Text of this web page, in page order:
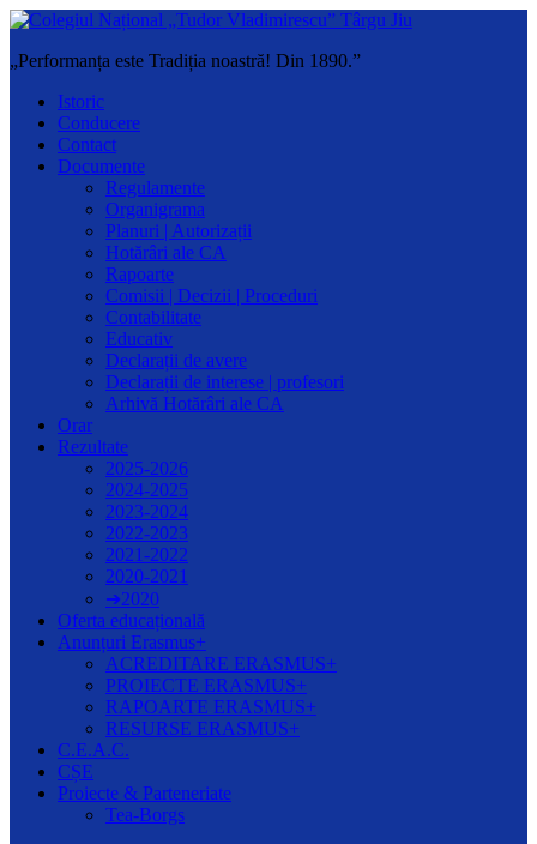
„Performanța este Tradiția noastră! Din 1890.”
Istoric
Conducere
Contact
Documente
Regulamente
Organigrama
Planuri | Autorizații
Hotărâri ale CA
Rapoarte
Comisii | Decizii | Proceduri
Contabilitate
Educativ
Declarații de avere
Declarații de interese | profesori
Arhivă Hotărâri ale CA
Orar
Rezultate
2025-2026
2024-2025
2023-2024
2022-2023
2021-2022
2020-2021
➔2020
Oferta educațională
Anunțuri Erasmus+
ACREDITARE ERASMUS+
PROIECTE ERASMUS+
RAPOARTE ERASMUS+
RESURSE ERASMUS+
C.E.A.C.
CȘE
Proiecte & Parteneriate
Tea-Borgs